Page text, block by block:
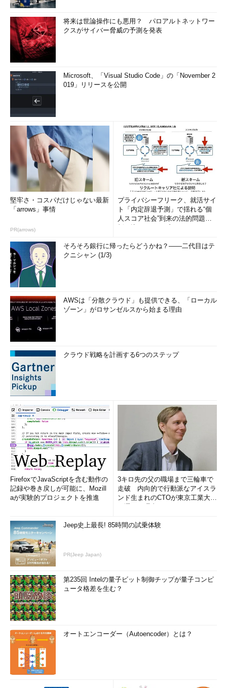
将来は世論操作にも悪用？ パロアルトネットワー
クスがサイバー脅威の予測を発表
Microsoft、「Visual Studio Code」の「November 2
019」リリースを公開
堅牢さ・コスパだけじゃない最新
「arrows」事情
PR(arrows)
プライバシーフリーク、就活サイ
ト「内定辞退予測」で揺れる“個
人スコア社会”到来の法的問題に
そろそろ銀行に帰ったらどうかね？――二代目はテ
クニシャン (1/3)
AWSは「分散クラウド」も提供できる、「ローカル
ゾーン」がロサンゼルスから始まる理由
クラウド戦略を計画する6つのステップ
FirefoxでJavaScriptを含む動作の
記録や巻き戻しが可能に、Mozill
aが実験的プロジェクトを推進
3キロ先の父の職場まで三輪車で
走破 内向的で行動派なアイスラ
ンド生まれのCTOが東京工業大学
Jeep史上最長! 85時間の試乗体験
PR(Jeep Japan)
第235回 Intelの量子ビット制御チップが量子コンピ
ュータ格差を生む？
オートエンコーダー（Autoencoder）とは？